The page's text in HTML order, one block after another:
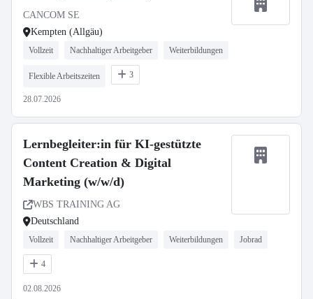
CANCOM SE
Kempten (Allgäu)
Vollzeit Nachhaltiger Arbeitgeber Weiterbildungen
Flexible Arbeitszeiten 3
28.07.2026
Lernbegleiter:in für KI-gestützte
Content Creation & Digital
Marketing (w/w/d)
WBS TRAINING AG
Deutschland
Vollzeit Nachhaltiger Arbeitgeber Weiterbildungen Jobrad
4
02.08.2026